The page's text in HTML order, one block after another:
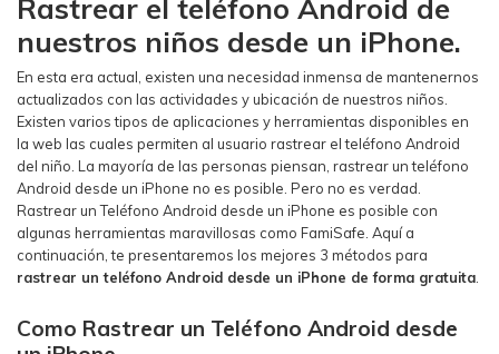
Rastrear el teléfono Android de
nuestros niños desde un iPhone.
En esta era actual, existen una necesidad inmensa de mantenernos
actualizados con las actividades y ubicación de nuestros niños.
Existen varios tipos de aplicaciones y herramientas disponibles en
la web las cuales permiten al usuario rastrear el teléfono Android
del niño. La mayoría de las personas piensan, rastrear un teléfono
Android desde un iPhone no es posible. Pero no es verdad.
Rastrear un Teléfono Android desde un iPhone es posible con
algunas herramientas maravillosas como FamiSafe. Aquí a
continuación, te presentaremos los mejores 3 métodos para
rastrear un teléfono Android desde un iPhone de forma gratuita
Como Rastrear un Teléfono Android desde